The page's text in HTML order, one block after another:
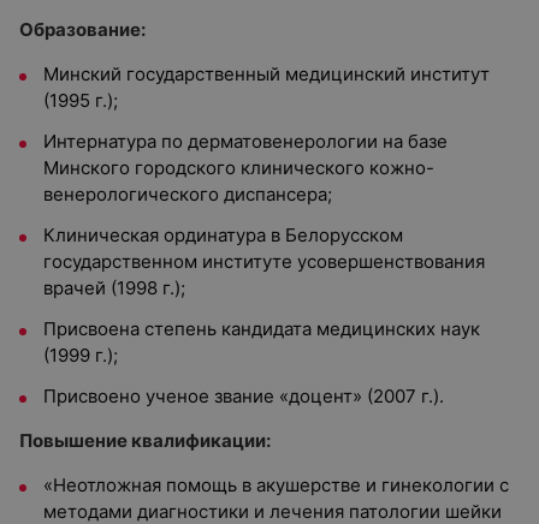
Образование:
Минский государственный медицинский институт
(1995 г.);
Интернатура по дерматовенерологии на базе
Минского городского клинического кожно-
венерологического диспансера;
Клиническая ординатура в Белорусском
государственном институте усовершенствования
врачей (1998 г.);
Присвоена степень кандидата медицинских наук
(1999 г.);
Присвоено ученое звание «доцент» (2007 г.).
Повышение квалификации:
«Неотложная помощь в акушерстве и гинекологии с
методами диагностики и лечения патологии шейки